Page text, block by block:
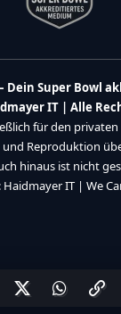
Dein Super Bowl
IT | Alle
für den privaten
Reproduktion
hinaus ist nicht
Haidmayer IT | We